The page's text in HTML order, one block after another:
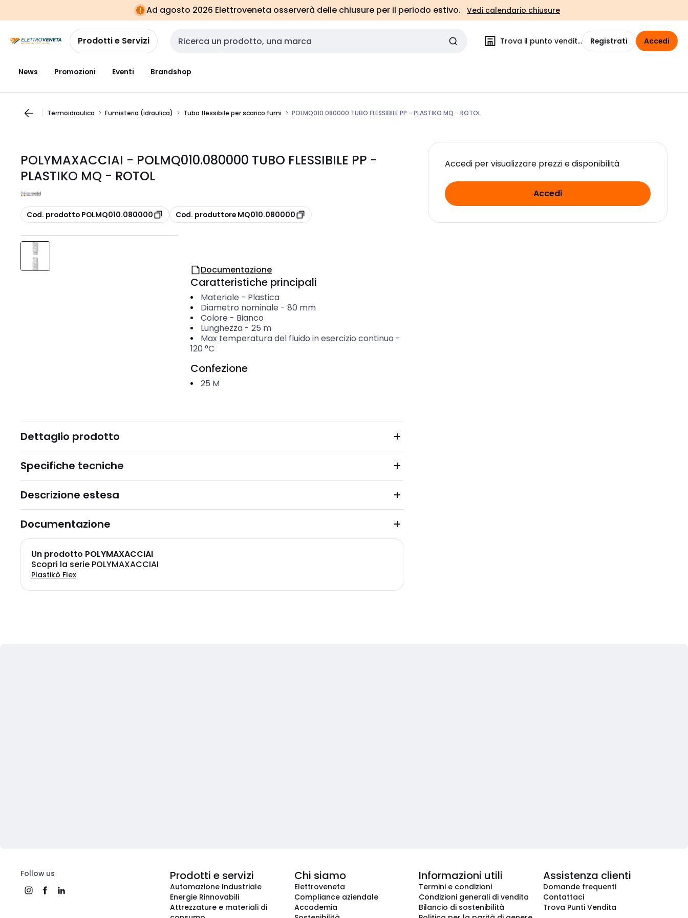
navigazionealla
pagina
Ad agosto 2026 Elettroveneta osserverà delle chiusure per il periodo estivo. Vedi calendario chiusure
Prodotti e Servizi Cerca input Trova il punto vendita Registrati Accedi
News Promozioni Eventi Brandshop
Termoidraulica Fumisteria (idraulica) Tubo flessibile per scarico fumi POLMQ010.080000 TUBO FLESSIBILE PP - PLASTIKO MQ - ROTOL
POLYMAXACCIAI - POLMQ010.080000 TUBO FLESSIBILE PP -
PLASTIKO MQ - ROTOL
copia
Cod. prodotto POLMQ010.080000 copia
Cod. produttore MQ010.080000
Accedi per visualizzare prezzi e disponibilità
Accedi
Documentazione
Caratteristiche principali
Materiale - Plastica
Diametro nominale - 80 mm
Colore - Bianco
Lunghezza- 25 m
Max temperatura del fluido in esercizio continuo -
120 °C
Confezione
25 M
Dettaglio prodotto
Specifiche tecniche
Descrizione estesa
Documentazione
Un prodotto POLYMAXACCIAI
Scopri la serie POLYMAXACCIAI
Plastikò Flex
Follow us Prodotti e servizi
Automazione Industriale
Energie Rinnovabili
Attrezzature e materiali di
Chi siamo
Elettroveneta
Compliance aziendale
Accademia
Informazioni utili
Termini e condizioni
Condizioni generali di vendita
Bilancio di sostenibilità
Assistenza clienti
Domande frequenti
Contattaci
Trova Punti Vendita